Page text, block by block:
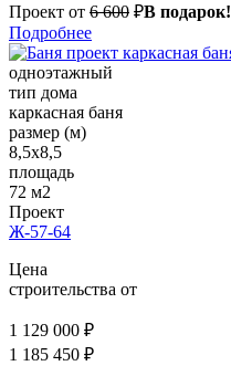
Проект от 6 600 ₽В подарок!
Подробнее
одноэтажный
тип дома
каркасная баня
размер (м)
8,5x8,5
площадь
72 м2
Проект
Ж-57-64
Цена
строительства от
1 129 000 ₽
1 185 450 ₽